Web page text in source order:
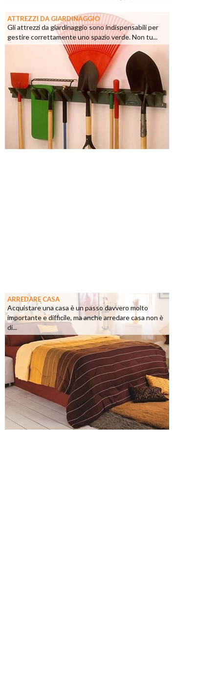
ATTREZZI DA GIARDINAGGIO
Gli attrezzi da giardinaggio sono indispensabili per
gestire correttamente uno spazio verde. Non tu...
ARREDARE CASA
Acquistare una casa è un passo davvero molto
importante e difficile, ma anche arredare casa non è
di...